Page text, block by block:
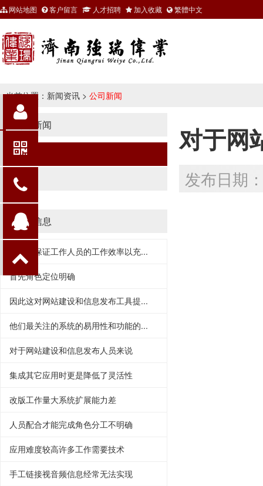
网站地图 客户留言 人才招聘 加入收藏 繁體中文
当前位置： 新闻资讯 > 公司新闻
公司新闻
公司新闻
行业新闻
推荐信息
以充分保证工作人员的工作效率以充...
首先角色定位明确
因此这对网站建设和信息发布工具提...
他们最关注的系统的易用性和功能的...
对于网站建设和信息发布人员来说
集成其它应用时更是降低了灵活性
改版工作量大系统扩展能力差
人员配合才能完成角色分工不明确
应用难度较高许多工作需要技术
手工链接视音频信息经常无法实现
对于网
发布日期